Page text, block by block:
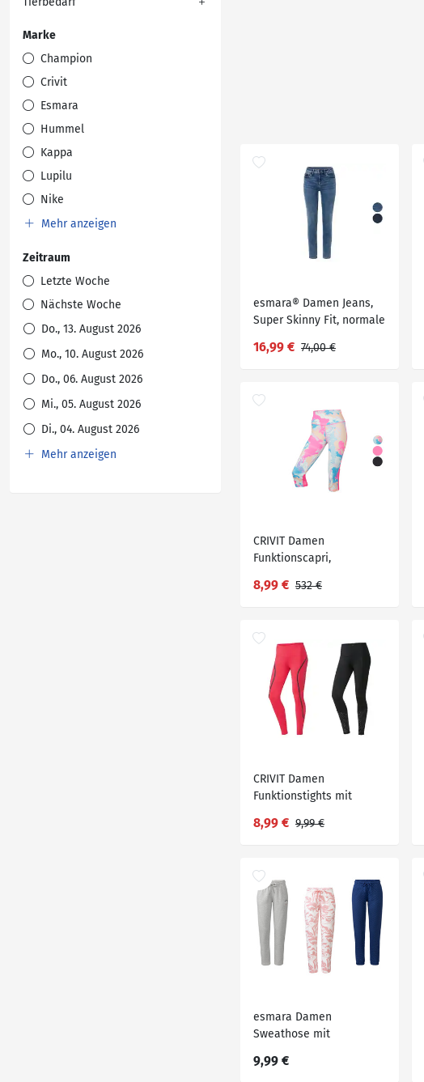
Marke
Champion
Crivit
Esmara
Hummel
Kappa
Lupilu
Nike
Mehr anzeigen
Zeitraum
Letzte Woche
Nächste Woche
Do., 13. August 2026
Mo., 10. August 2026
Do., 06. August 2026
Mi., 05. August 2026
Di., 04. August 2026
Mehr anzeigen
esmara® Damen Jeans,
Super Skinny Fit, normale
16,99 € 74,00 €
CRIVIT Damen
Funktionscapri,
8,99 € 532 €
CRIVIT Damen
Funktionstights mit
Schlüsseltasche
8,99 € 9,99 €
esmara Damen
Sweathose mit
9,99 €